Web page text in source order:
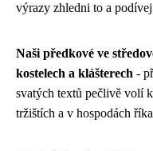
výrazy zhledni to a podívej
Naši předkové ve
kostelech a klášterech -
svatých textů pečlivě volí
tržištích a v hospodách